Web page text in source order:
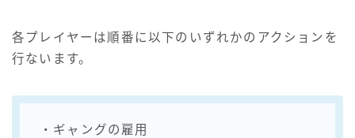
各プレイヤーは順番に以下のいずれかのアクションを
行ないます。
・ギャングの雇用